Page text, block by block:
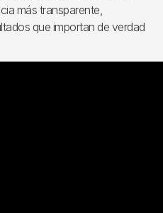
más transparente,
que importan de verdad